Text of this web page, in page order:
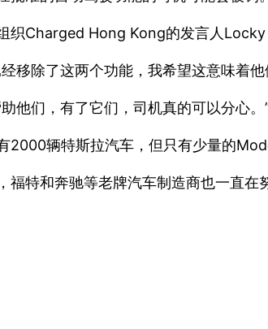
织Charged Hong Kong的发言人
移除了这两个功能，我希望这意味着
他们，有了它们，司机真的可以分心
2000辆特斯拉汽车，但只有少量的
福特和奔驰等老牌汽车制造商也一直在